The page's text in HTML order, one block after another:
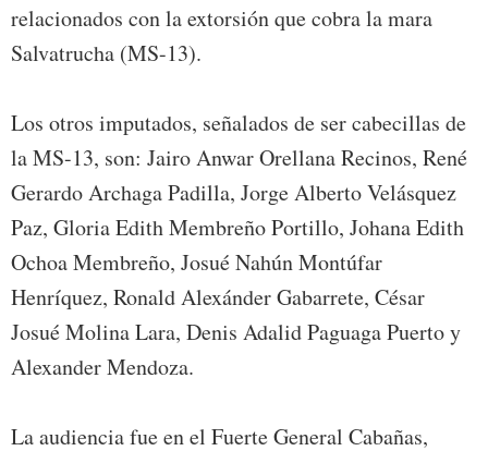
relacionados con la extorsión que cobra la mara
Salvatrucha (MS-13).
Los otros imputados, señalados de ser cabecillas de
la MS-13, son: Jairo Anwar Orellana Recinos, René
Gerardo Archaga Padilla, Jorge Alberto Velásquez
Paz, Gloria Edith Membreño Portillo, Johana Edith
Ochoa Membreño, Josué Nahún Montúfar
Henríquez, Ronald Alexánder Gabarrete, César
Josué Molina Lara, Denis Adalid Paguaga Puerto y
Alexander Mendoza.
La audiencia fue en el Fuerte General Cabañas,